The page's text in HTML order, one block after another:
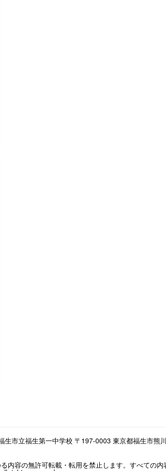
生市立福生第一中学校 〒197-0003 東京都福生市熊
容の無許可転載・転用を禁止します。すべての